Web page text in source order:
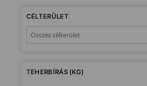
CÉLTERÜLET
TEHERBÍRÁS (KG)